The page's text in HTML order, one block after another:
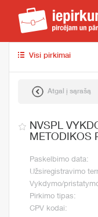
Visi pirkimai
Atgal į sąrašą
NVSPL
METODIKOS
Paskelbimo data:
Užsiregistravimo
Vykdymo/
Pirkimo tipas:
CPV kodai: